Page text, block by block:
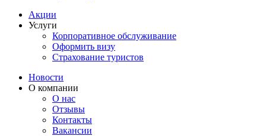
Акции
Услуги
Корпоративное обслуживание
Оформить визу
Страхование туристов
Новости
О компании
О нас
Отзывы
Контакты
Вакансии